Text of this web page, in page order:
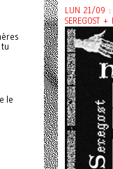
le
LUN 21/09 :
SEREGOST +